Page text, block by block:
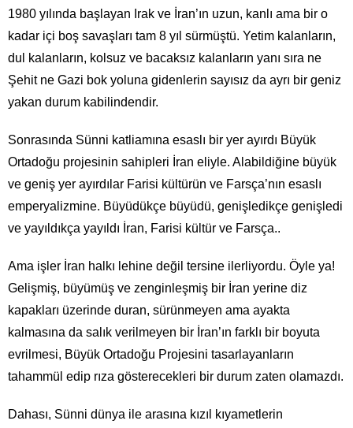
1980 yılında başlayan Irak ve İran’ın uzun, kanlı ama bir o
kadar içi boş savaşları tam 8 yıl sürmüştü. Yetim kalanların,
dul kalanların, kolsuz ve bacaksız kalanların yanı sıra ne
Şehit ne Gazi bok yoluna gidenlerin sayısız da ayrı bir geniz
yakan durum kabilindendir.
Sonrasında Sünni katliamına esaslı bir yer ayırdı Büyük
Ortadoğu projesinin sahipleri İran eliyle. Alabildiğine büyük
ve geniş yer ayırdılar Farisi kültürün ve Farsça’nın esaslı
emperyalizmine. Büyüdükçe büyüdü, genişledikçe genişledi
ve yayıldıkça yayıldı İran, Farisi kültür ve Farsça..
Ama işler İran halkı lehine değil tersine ilerliyordu. Öyle ya!
Gelişmiş, büyümüş ve zenginleşmiş bir İran yerine diz
kapakları üzerinde duran, sürünmeyen ama ayakta
kalmasına da salık verilmeyen bir İran’ın farklı bir boyuta
evrilmesi, Büyük Ortadoğu Projesini tasarlayanların
tahammül edip rıza gösterecekleri bir durum zaten olamazdı.
Dahası, Sünni dünya ile arasına kızıl kıyametlerin